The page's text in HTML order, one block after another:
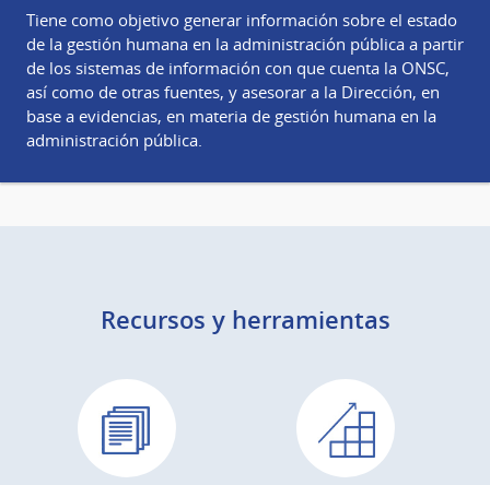
Tiene como objetivo generar información sobre el estado
de la gestión humana en la administración pública a partir
de los sistemas de información con que cuenta la ONSC,
así como de otras fuentes, y asesorar a la Dirección, en
base a evidencias, en materia de gestión humana en la
administración pública.
Recursos y herramientas